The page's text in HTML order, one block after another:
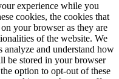
experience while you
cookies, the cookies that
your browser as they are
of the website. We
analyze and understand how
be stored in your browser
option to opt-out of these